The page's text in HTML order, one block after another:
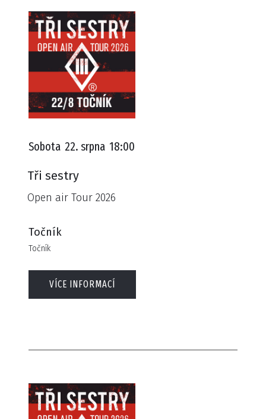
Sobota 22. srpna 18:00
Tři sestry
Open air Tour 2026
Točník
Točník
VÍCE INFORMACÍ